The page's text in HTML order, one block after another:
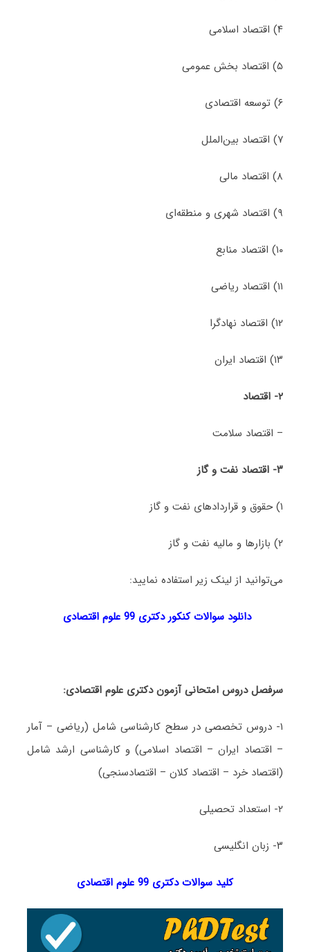
۴) اقتصاد اسلامی
۵) اقتصاد بخش عمومی
۶) توسعه اقتصادی
۷) اقتصاد بین‌الملل
۸) اقتصاد مالی
۹) اقتصاد شهری و منطقه‌ای
۱۰) اقتصاد منابع
۱۱) اقتصاد ریاضی
۱۲) اقتصاد نهادگرا
۱۳) اقتصاد ایران
۲- اقتصاد
– اقتصاد سلامت
۳- اقتصاد نفت و گاز
۱) حقوق و قراردادهای نفت و گاز
۲) بازارها و مالیه نفت و گاز
می‌توانید از لینک زیر استفاده نمایید:
دانلود سوالات کنکور دکتری 99 علوم اقتصادی
سرفصل دروس امتحانی آزمون دکتری علوم اقتصادی:
۱- دروس تخصصی در سطح کارشناسی شامل (ریاضی – آمار
– اقتصاد ایران – اقتصاد اسلامی) و کارشناسی ارشد شامل
(اقتصاد خرد – اقتصاد کلان – اقتصادسنجی)
۲- استعداد تحصیلی
۳- زبان انگلیسی
کلید سوالات دکتری 99 علوم اقتصادی